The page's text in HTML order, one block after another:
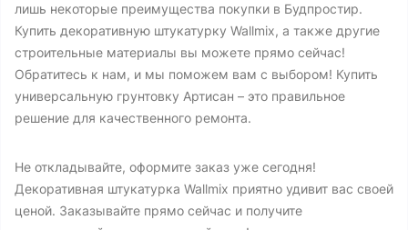
лишь некоторые преимущества покупки в Будпростир.
Купить декоративную штукатурку Wallmix, а также другие
строительные материалы вы можете прямо сейчас!
Обратитесь к нам, и мы поможем вам с выбором! Купить
универсальную грунтовку Артисан – это правильное
решение для качественного ремонта.
Не откладывайте, оформите заказ уже сегодня!
Декоративная штукатурка Wallmix приятно удивит вас своей
ценой. Заказывайте прямо сейчас и получите